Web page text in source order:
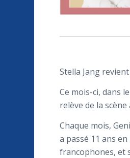
Stella Jang
Ce mois-ci, dans
relève de la
Chaque mois,
a passé 11 ans
francophones, et